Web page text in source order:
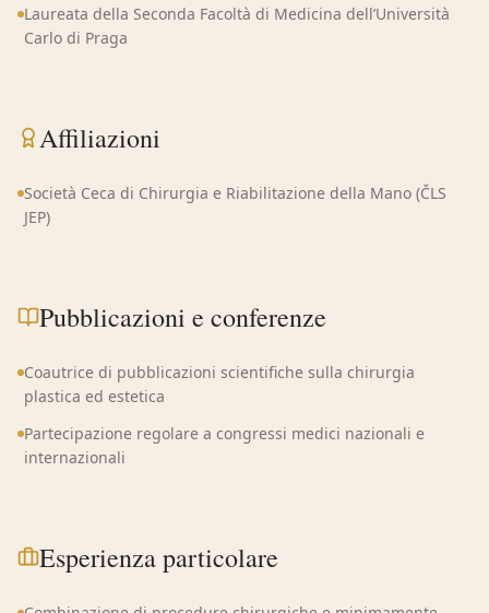
Laureata della Seconda Facoltà di Medicina dell’Università
Carlo di Praga
Affiliazioni
Società Ceca di Chirurgia e Riabilitazione della Mano (ČLS
JEP)
Pubblicazioni e conferenze
Coautrice di pubblicazioni scientifiche sulla chirurgia
plastica ed estetica
Partecipazione regolare a congressi medici nazionali e
internazionali
Esperienza particolare